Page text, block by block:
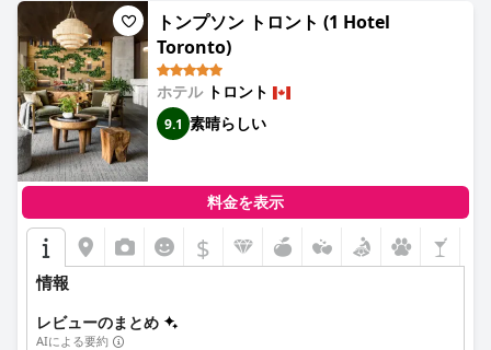
トンプソン トロント (1 Hotel
Toronto)
ホテル トロント
9.1 素晴らしい
料金を表示
$
情報
レビューのまとめ
AIによる要約